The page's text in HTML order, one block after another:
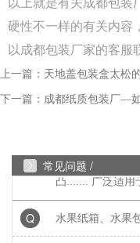
硬性不一样的有关内容
以成都包装厂家的客服
上一篇： 天地盖包装盒太松
下一篇： 成都纸质包装厂—
常见问题 /
A
成都包装厂：印
包装印刷中，单
彩构成方式，它
Q 礼盒制作中常见
凸....... 广泛适用
Q